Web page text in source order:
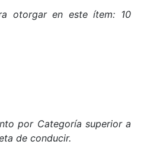
otorgar en este ítem: 10
por Categoría superior a
de conducir.